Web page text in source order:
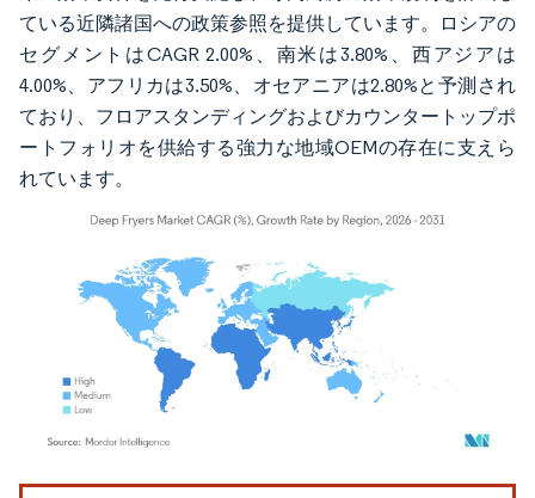
ている近隣諸国への政策参照を提供しています。ロシアの
セグメントはCAGR 2.00%、南米は3.80%、西アジアは
4.00%、アフリカは3.50%、オセアニアは2.80%と予測され
ており、フロアスタンディングおよびカウンタートップポ
ートフォリオを供給する強力な地域OEMの存在に支えら
れています。
画像 © Mordor Intelligence。再利用にはCC BY 4.0の表示が必要です。